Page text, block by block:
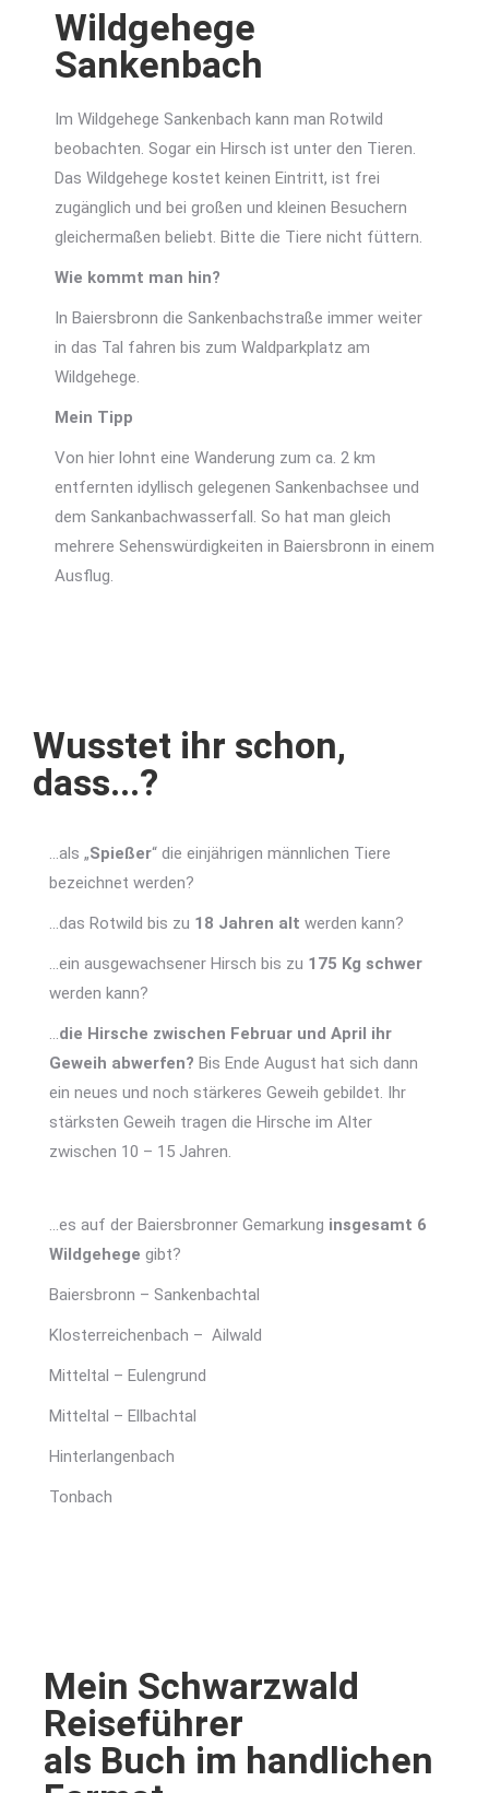
Wildgehege
Sankenbach
Im Wildgehege Sankenbach kann man Rotwild
beobachten. Sogar ein Hirsch ist unter den Tieren.
Das Wildgehege kostet keinen Eintritt, ist frei
zugänglich und bei großen und kleinen Besuchern
gleichermaßen beliebt. Bitte die Tiere nicht füttern.
Wie kommt man hin?
In Baiersbronn die Sankenbachstraße immer weiter
in das Tal fahren bis zum Waldparkplatz am
Wildgehege.
Mein Tipp
Von hier lohnt eine Wanderung zum ca. 2 km
entfernten idyllisch gelegenen Sankenbachsee und
dem Sankanbachwasserfall. So hat man gleich
mehrere Sehenswürdigkeiten in Baiersbronn in einem
Ausflug.
Wusstet ihr schon,
dass...?
…als „Spießer“ die einjährigen männlichen Tiere
bezeichnet werden?
…das Rotwild bis zu 18 Jahren alt werden kann?
…ein ausgewachsener Hirsch bis zu 175 Kg schwer
werden kann?
…die Hirsche zwischen Februar und April ihr
Geweih abwerfen? Bis Ende August hat sich dann
ein neues und noch stärkeres Geweih gebildet. Ihr
stärksten Geweih tragen die Hirsche im Alter
zwischen 10 – 15 Jahren.
…es auf der Baiersbronner Gemarkung insgesamt 6
Wildgehege gibt?
Baiersbronn – Sankenbachtal
Klosterreichenbach – Ailwald
Mitteltal – Eulengrund
Mitteltal – Ellbachtal
Hinterlangenbach
Tonbach
Mein Schwarzwald
Reiseführer
als Buch im handlichen